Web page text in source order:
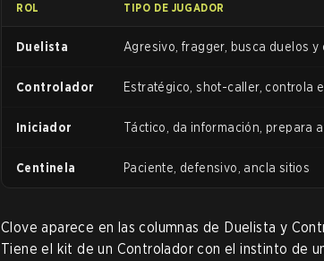
ROL TIPO DE JUGADOR
Duelista Agresivo, fragger, busca duelos y
Controlador Estratégico, shot-caller, controla
Iniciador Táctico, da información, prepara
Centinela Paciente, defensivo, ancla sitios
Clove aparece en las columnas de Duelista y
Tiene el kit de un Controlador con el instinto de